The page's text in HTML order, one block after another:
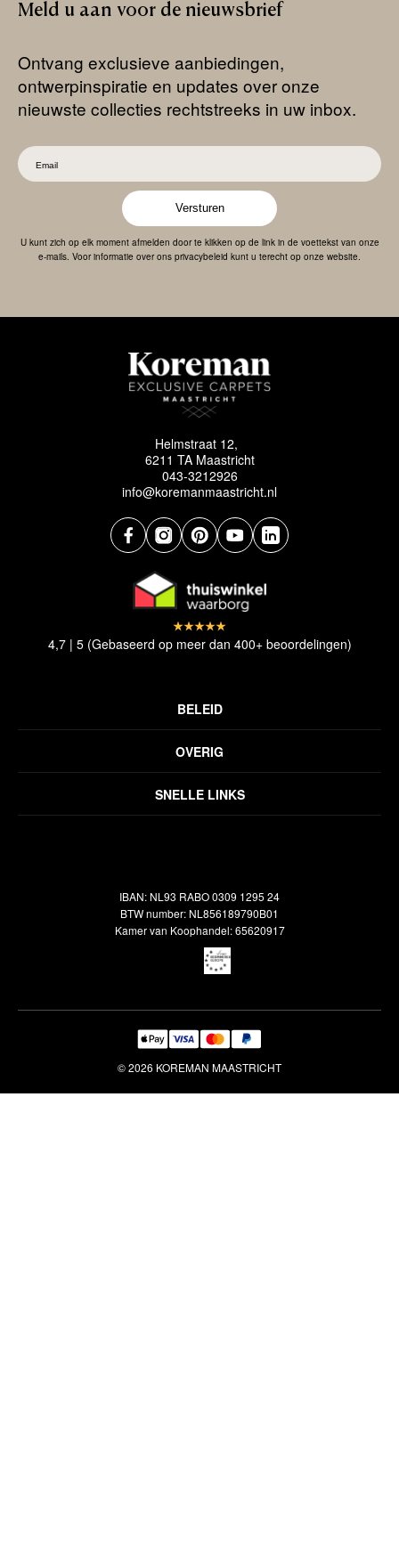
Meld u aan voor de nieuwsbrief
Ontvang exclusieve aanbiedingen,
ontwerpinspiratie en updates over onze
nieuwste collecties rechtstreeks in uw inbox.
Versturen
U kunt zich op elk moment afmelden door te klikken op de link in de voettekst van onze
e-mails. Voor informatie over ons privacybeleid kunt u terecht op onze website.
Helmstraat 12,
6211 TA Maastricht
043-3212926
info@koremanmaastricht.nl
SNELLE LINKS
OVERIG
Inspiratie
Veelgestelde vragen
BELEID
Disclaimer
Verzendbeleid
4,7 | 5 (Gebaseerd op meer dan 400+ beoordelingen)
IBAN: NL93 RABO 0309 1295 24
BTW number: NL856189790B01
Kamer van Koophandel: 65620917
© 2026 KOREMAN MAASTRICHT